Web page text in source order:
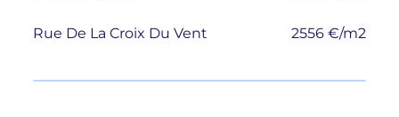
Rue De La Croix Du Vent 2556 €/m2